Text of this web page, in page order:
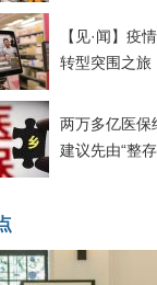
【见·闻】疫
转型突围之旅
两万多亿医保
建议先由“整